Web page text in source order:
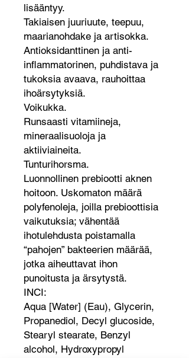
lisääntyy.
Takiaisen juuriuute, teepuu,
maarianohdake ja artisokka.
Antioksidanttinen ja anti-
inflammatorinen, puhdistava ja
tukoksia avaava, rauhoittaa
ihoärsytyksiä.
Voikukka.
Runsaasti vitamiineja,
mineraalisuoloja ja
aktiiviaineita.
Tunturihorsma.
Luonnollinen prebiootti aknen
hoitoon. Uskomaton määrä
polyfenoleja, joilla prebioottisia
vaikutuksia; vähentää
ihotulehdusta poistamalla
“pahojen” bakteerien määrää,
jotka aiheuttavat ihon
punoitusta ja ärsytystä.
INCI:
Aqua [Water] (Eau), Glycerin,
Propanediol, Decyl glucoside,
Stearyl stearate, Benzyl
alcohol, Hydroxypropyl